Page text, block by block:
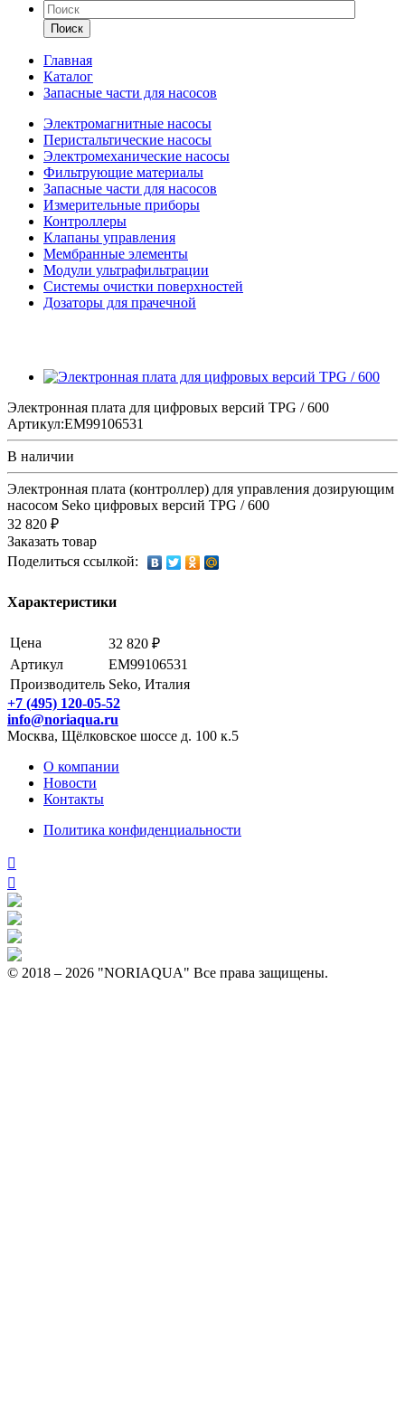
Поиск
Главная
Каталог
Запасные части для насосов
Электромагнитные насосы
Перистальтические насосы
Электромеханические насосы
Фильтрующие материалы
Запасные части для насосов
Измерительные приборы
Контроллеры
Клапаны управления
Мембранные элементы
Модули ультрафильтрации
Системы очистки поверхностей
Дозаторы для прачечной
Электронная плата для цифровых версий TPG / 600
Артикул:EM99106531
В наличии
Электронная плата (контроллер) для управления дозирующим
насосом Seko цифровых версий TPG / 600
32 820 ₽
Заказать товар
Поделиться ссылкой:
Характеристики
Цена
32 820 ₽
Артикул
EM99106531
Производитель Seko, Италия
+7 (495) 120-05-52
info@noriaqua.ru
Москва, Щёлковское шоссе д. 100 к.5
О компании
Новости
Контакты
Политика конфиденциальности
© 2018 – 2026 "NORIAQUA" Все права защищены.